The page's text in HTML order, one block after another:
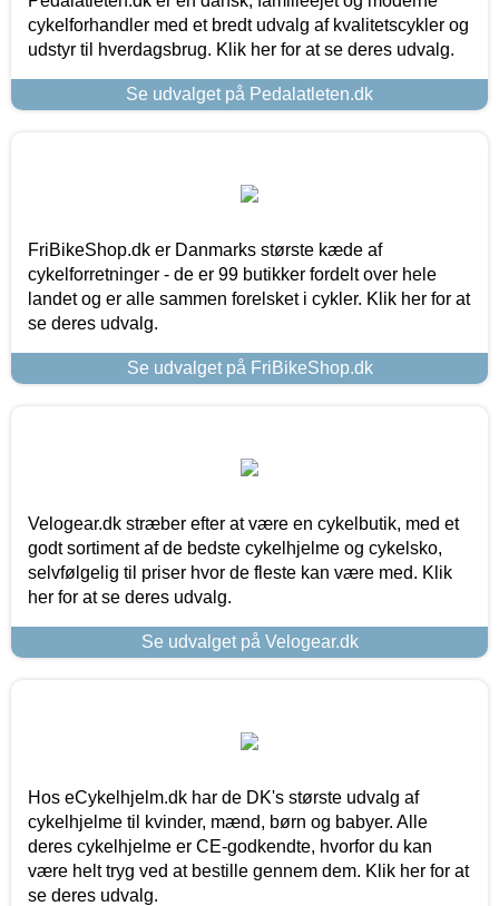
cykelforhandler med et bredt udvalg af kvalitetscykler og
udstyr til hverdagsbrug. Klik her for at se deres udvalg.
Se udvalget på Pedalatleten.dk
FriBikeShop.dk er Danmarks største kæde af
cykelforretninger - de er 99 butikker fordelt over hele
landet og er alle sammen forelsket i cykler. Klik her for at
se deres udvalg.
Se udvalget på FriBikeShop.dk
Velogear.dk stræber efter at være en cykelbutik, med et
godt sortiment af de bedste cykelhjelme og cykelsko,
selvfølgelig til priser hvor de fleste kan være med. Klik
her for at se deres udvalg.
Se udvalget på Velogear.dk
Hos eCykelhjelm.dk har de DK's største udvalg af
cykelhjelme til kvinder, mænd, børn og babyer. Alle
deres cykelhjelme er CE-godkendte, hvorfor du kan
være helt tryg ved at bestille gennem dem. Klik her for at
se deres udvalg.